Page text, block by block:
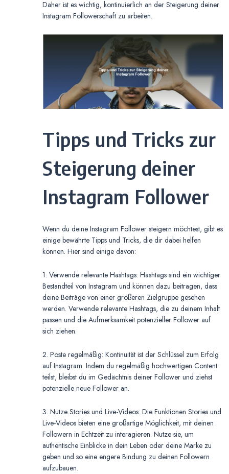
Daher ist es wichtig, kontinuierlich an der Steigerung deiner
Instagram Followerschaft zu arbeiten.
Tipps und Tricks zur
Steigerung deiner
Instagram Follower
Wenn du deine Instagram Follower steigern möchtest, gibt es
einige bewährte Tipps und Tricks, die dir dabei helfen
können. Hier sind einige davon:
1. Verwende relevante Hashtags: Hashtags sind ein wichtiger
Bestandteil von Instagram und können dazu beitragen, dass
deine Beiträge von einer größeren Zielgruppe gesehen
werden. Verwende relevante Hashtags, die zu deinem Inhalt
passen und die Aufmerksamkeit potenzieller Follower auf
sich ziehen.
2. Poste regelmäßig: Kontinuität ist der Schlüssel zum Erfolg
auf Instagram. Indem du regelmäßig hochwertigen Content
teilst, bleibst du im Gedächtnis deiner Follower und ziehst
potenzielle neue Follower an.
3. Nutze Stories und Live-Videos: Die Funktionen Stories und
Live-Videos bieten eine großartige Möglichkeit, mit deinen
Followern in Echtzeit zu interagieren. Nutze sie, um
authentische Einblicke in dein Leben oder deine Marke zu
geben und so eine engere Bindung zu deinen Followern
aufzubauen.